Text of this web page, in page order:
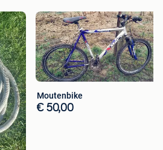
Moutenbike
€ 50,00